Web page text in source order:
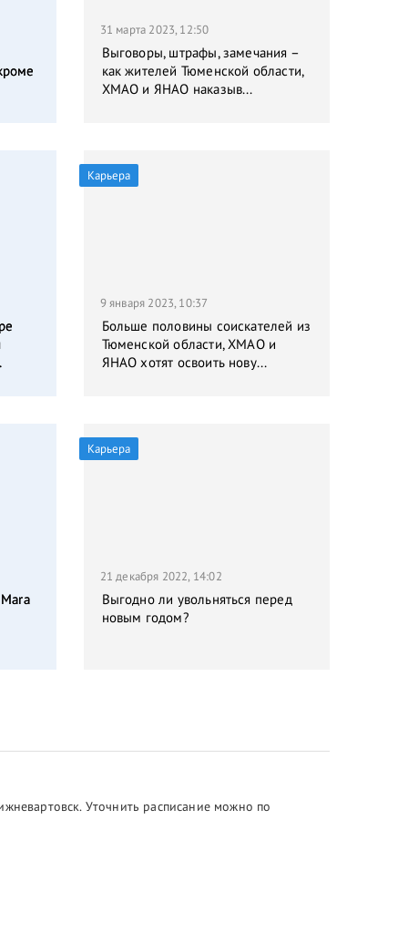
31 марта 2023, 12:50
Выговоры, штрафы, замечания –
как жителей Тюменской области,
ХМАО и ЯНАО наказыв...
Карьера
9 января 2023, 10:37
Больше половины соискателей из
Тюменской области, ХМАО и
ЯНАО хотят освоить нову...
Карьера
21 декабря 2022, 14:02
Выгодно ли увольняться перед
новым годом?
Уточнить расписание можно по